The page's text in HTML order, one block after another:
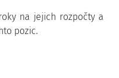
na jejich rozpočty a
pozic.